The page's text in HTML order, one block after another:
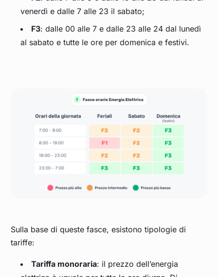
venerdì e dalle 7 alle 23 il sabato;
F3: dalle 00 alle 7 e dalle 23 alle 24 dal lunedì
al sabato e tutte le ore per domenica e festivi.
Sulla base di queste fasce, esistono tipologie di
tariffe:
Tariffa monoraria: il prezzo dell’energia